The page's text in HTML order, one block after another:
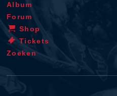
Album
Forum
Shop
Tickets
Zoeken